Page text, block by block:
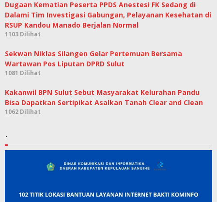
Dugaan Kematian Peserta PPDS Anestesi FK Sedang di
Dalami Tim Investigasi Gabungan, Pelayanan Kesehatan di
RSUP Kandou Manado Berjalan Normal
1103 Dilihat
Sekwan Niklas Silangen Gelar Pertemuan Bersama
Wartawan Pos Liputan DPRD Sulut
1081 Dilihat
Kakanwil BPN Sulut Sebut Masyarakat Kelurahan Pandu
Bisa Dapatkan Sertipikat Asalkan Tanah Clear and Clean
1062 Dilihat
.